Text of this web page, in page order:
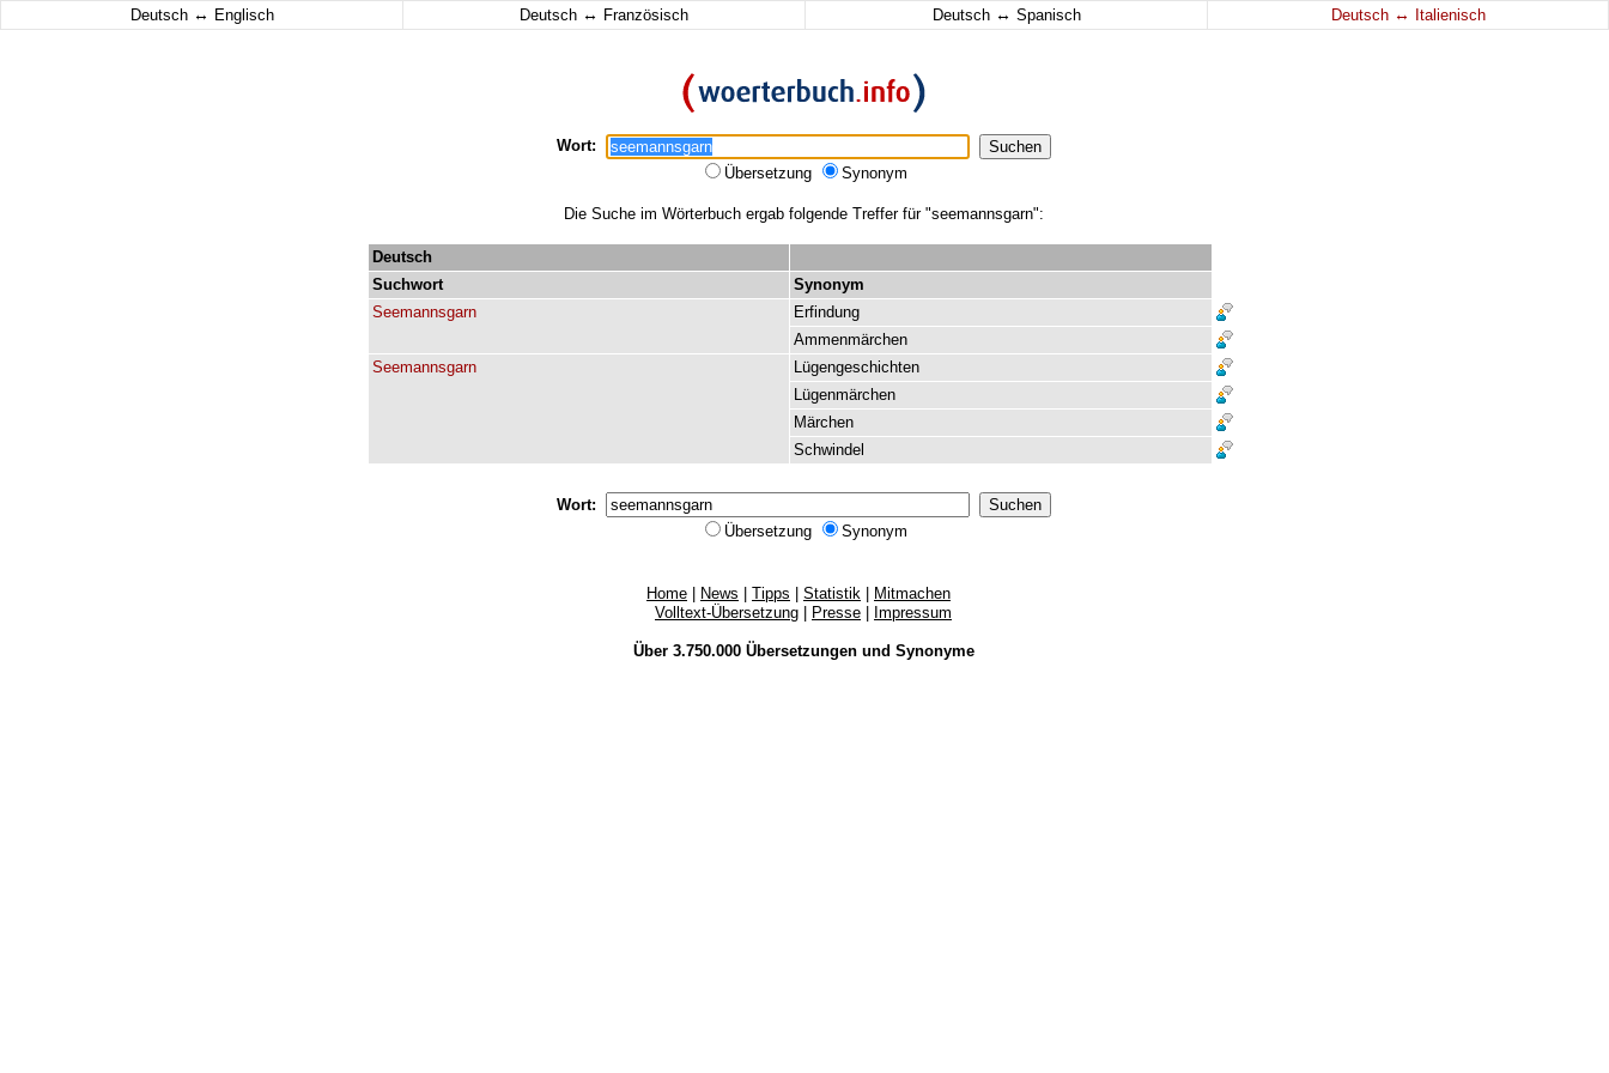
Deutsch ↔ Englisch Deutsch ↔ Französisch Deutsch ↔ Spanisch Deutsch ↔ Italienisch
Wort:
Übersetzung
Synonym
Die Suche im Wörterbuch ergab folgende Treffer für "seemannsgarn":
Deutsch
Suchwort
Synonym
Seemannsgarn
Erfindung
Ammenmärchen
Seemannsgarn
Lügengeschichten
Lügenmärchen
Märchen
Schwindel
Wort:
Übersetzung
Synonym
Home News Tipps Statistik
Mitmachen
Volltext-Übersetzung
Presse Impressum
Über 3.750.000 Übersetzungenund Synonyme